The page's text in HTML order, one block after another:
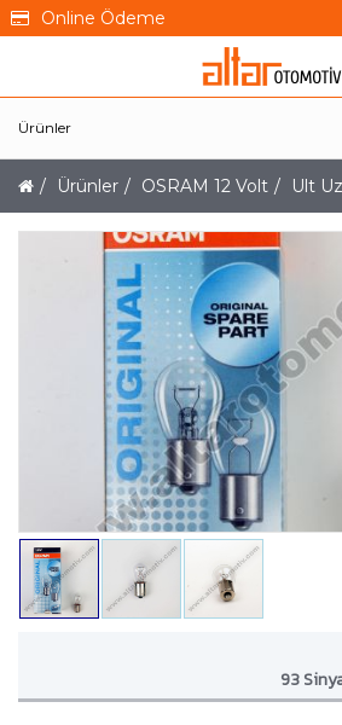
Online Ödeme
Ürünler
Ürünler OSRAM 12 Volt Ult
93